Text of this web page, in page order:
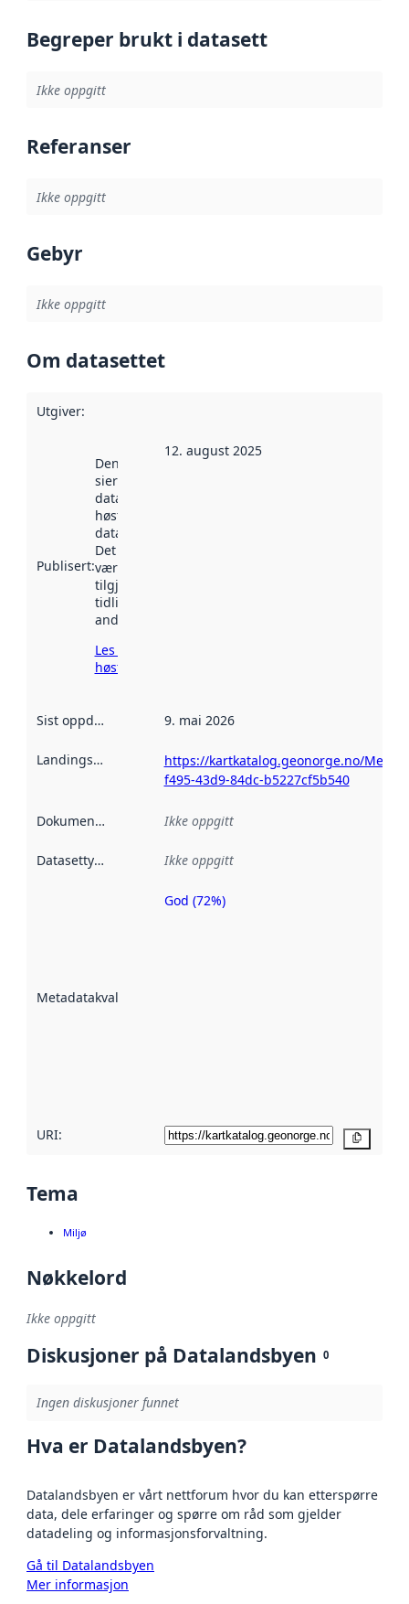
Begreper brukt i datasett
Ikke oppgitt
Referanser
Ikke oppgitt
Gebyr
Ikke oppgitt
Om datasettet
Utgiver:
Publisert:
Denne datoen
sier når
datasettet ble
høstet av
data.norge.no.
Det kan ha
vært
tilgjengelig
tidligere
andre steder.
Les mer om
høsting her
12. august 2025
Sist oppdatert 9. mai 2026
Landingsside
https://kartkatalog.geonorge.no/
f495-43d9-84dc-b5227cf5b540
Dokumentasjon Ikke oppgitt
Datasettype Ikke oppgitt
Metadatakvalitet
Metadatakvalitet
God (72%)
URI:
Tema
Miljø
Nøkkelord
Ikke oppgitt
Diskusjoner på Datalandsbyen 0
Ingen diskusjoner funnet
Hva er Datalandsbyen?
Datalandsbyen er vårt nettforum hvor du kan etterspørre
data, dele erfaringer og spørre om råd som gjelder
datadeling og informasjonsforvaltning.
Gå til Datalandsbyen
Mer informasjon